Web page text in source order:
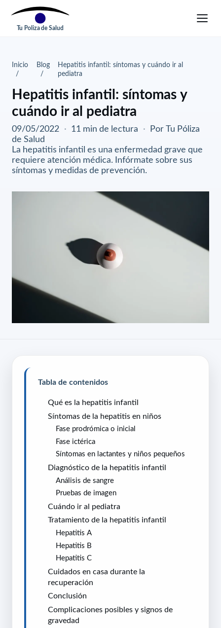
Tu Poliza de Salud
Inicio Blog
Hepatitis infantil: síntomas y cuándo ir al
pediatra
Hepatitis infantil: síntomas y
cuándo ir al pediatra
09/05/2022 · 11 min de lectura ·
Por Tu Póliza
de Salud
La hepatitis infantil es una enfermedad grave que
requiere atención médica. Infórmate sobre sus
síntomas y medidas de prevención.
Tabla de contenidos
Qué es la hepatitis infantil
Síntomas de la hepatitis en niños
Fase prodrómica o inicial
Fase ictérica
Síntomas en lactantes y niños pequeños
Diagnóstico de la hepatitis infantil
Análisis de sangre
Pruebas de imagen
Cuándo ir al pediatra
Tratamiento de la hepatitis infantil
Hepatitis A
Hepatitis B
Hepatitis C
Cuidados en casa durante la
recuperación
Conclusión
Complicaciones posibles y signos de
gravedad